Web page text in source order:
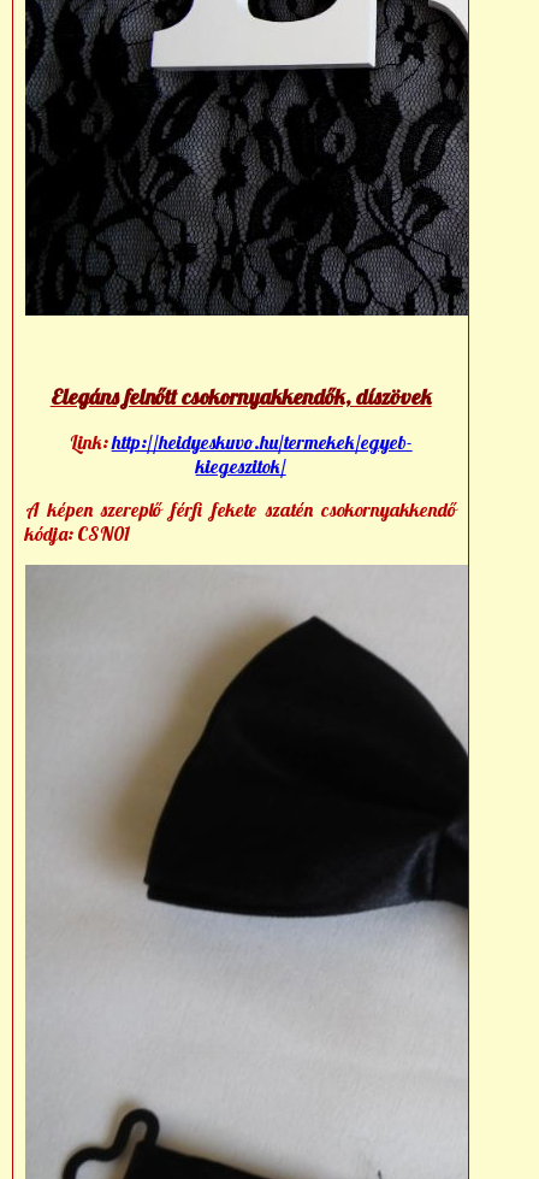
Elegáns felnőtt csokornyakkendők, díszövek
Link:http://heidyeskuvo.hu/termekek/egyeb-
kiegeszitok/
A képen szereplő férfi fekete szatén csokornyakkendő
kódja: CSN01